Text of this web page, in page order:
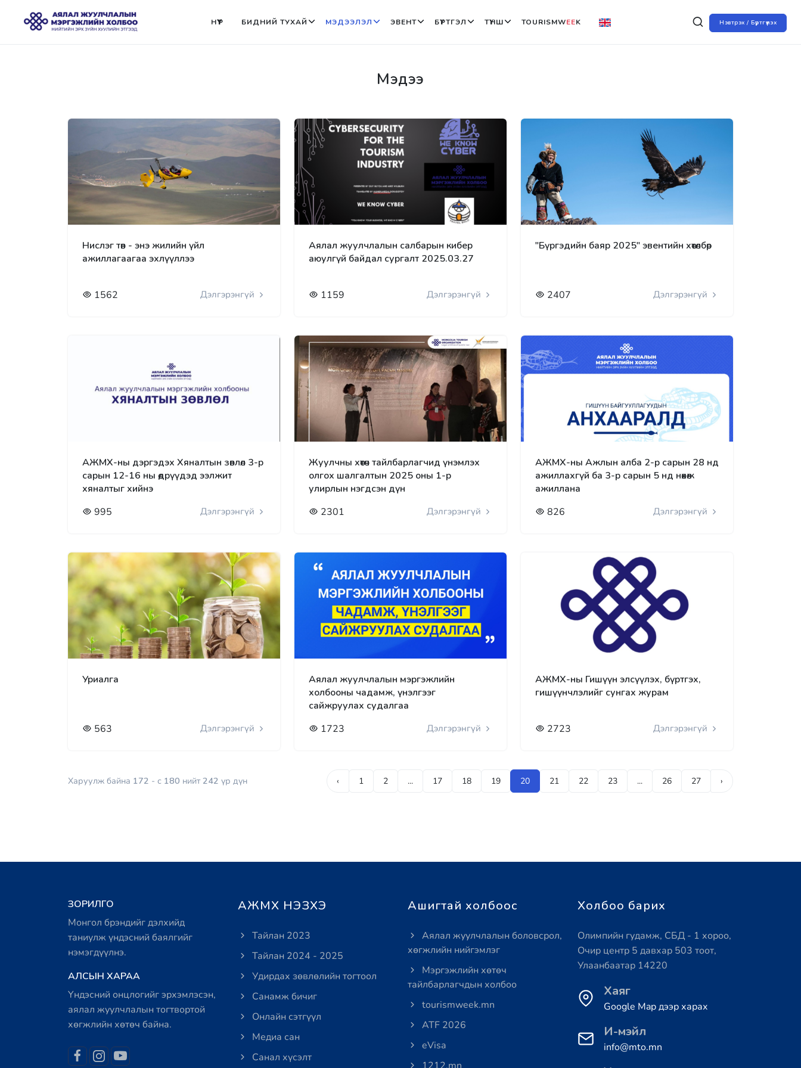
Нэвтрэх / Бүртгүүлэх
НҮҮР БИДНИЙ ТУХАЙ МЭДЭЭЛЭЛ ЭВЕНТ БҮРТГЭЛ ТҮНШ TOURISMWEEK
Мэдээ
Нислэг төв - энэ жилийн үйл
ажиллагаагаа эхлүүллээ
1562 Дэлгэрэнгүй
Аялал жуулчлалын салбарын кибер
аюулгүй байдал сургалт 2025.03.27
1159 Дэлгэрэнгүй
"Бүргэдийн баяр 2025" эвентийн хөтөлбөр
2407 Дэлгэрэнгүй
АЖМХ-ны дэргэдэх Хяналтын зөвлөл 3-р
сарын 12-16 ны өдрүүдэд ээлжит
хяналтыг хийнэ
995
Дэлгэрэнгүй
Жуулчны хөтөч тайлбарлагчид үнэмлэх
олгох шалгалтын 2025 оны 1-р
улирлын нэгдсэн дүн
2301
Дэлгэрэнгүй
АЖМХ-ны Ажлын алба 2-р сарын 28 нд
ажиллахгүй ба 3-р сарын 5 нд нөхөж
ажиллана
826
Дэлгэрэнгүй
Уриалга
563 Дэлгэрэнгүй
Аялал жуулчлалын мэргэжлийн
холбооны чадамж, үнэлгээг
сайжруулах судалгаа
1723
Дэлгэрэнгүй
АЖМХ-ны Гишүүн элсүүлэх, бүртгэх,
гишүүнчлэлийг сунгах журам
2723 Дэлгэрэнгүй
Харуулж байна 172 - с 180 нийт242 үр дүн ‹ 1 2 ... 17 18 19 20 21 22 23 ... 26 27 ›
ЗОРИЛГО
Монгол брэндийг дэлхийд
таниулж үндэсний баялгийг
нэмэгдүүлнэ.
АЛСЫН ХАРАА
Үндэсний онцлогийг эрхэмлэсэн,
аялал жуулчлалын тогтвортой
хөгжлийн хөтөч байна.
АЖМХ НЭЗХЭ
Тайлан 2023
Тайлан 2024 - 2025
Удирдах зөвлөлийн тогтоол
Санамж бичиг
Онлайн сэтгүүл
Медиа сан
Санал хүсэлт
Ашигтай холбоос
Аялал жуулчлалын боловсрол,
хөгжлийн нийгэмлэг
Мэргэжлийн хөтөч
тайлбарлагчдын холбоо
tourismweek.mn
ATF 2026
eVisa
Холбоо барих
Олимпийн гудамж, СБД - 1 хороо,
Очир центр 5 давхар 503 тоот,
Улаанбаатар 14220
Хаяг
Google Map дээр харах
И-мэйл
info@mto.mn